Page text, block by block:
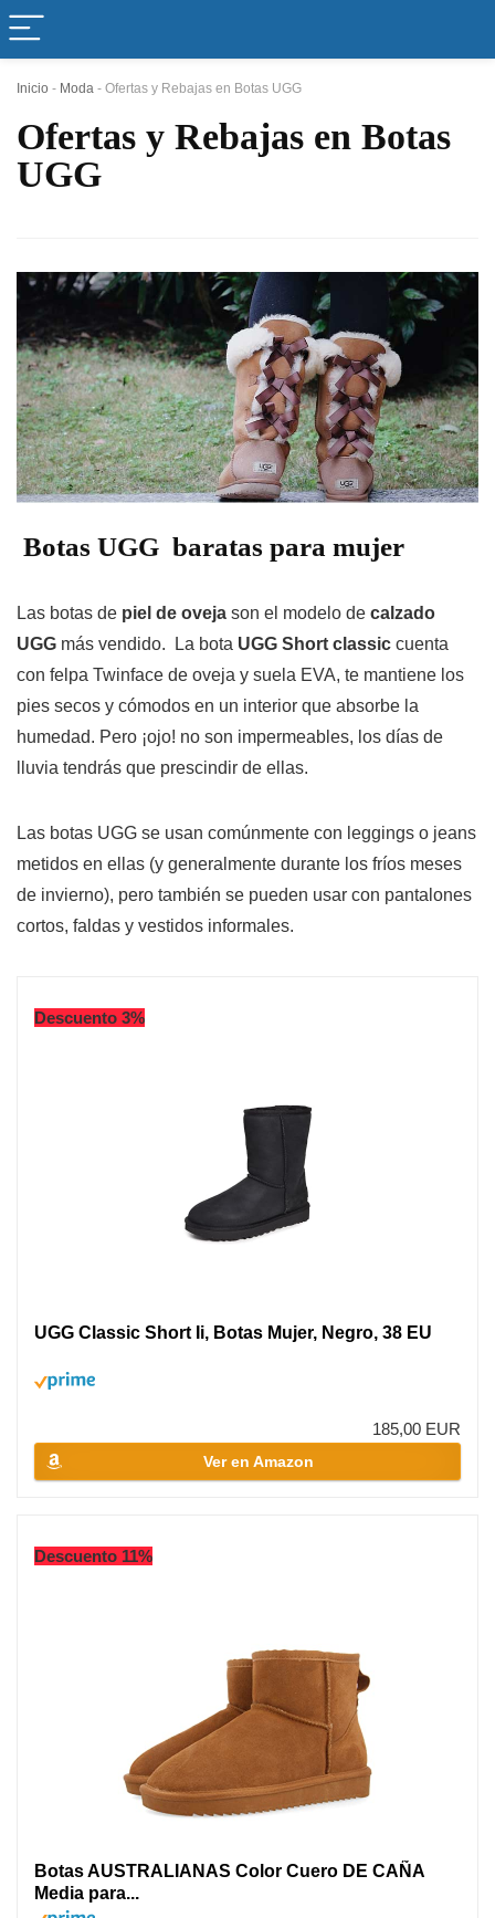
Inicio - Moda - Ofertas y Rebajas en Botas UGG
Ofertas y Rebajas en Botas
UGG
Botas UGG baratas para mujer
Las botas de piel de oveja son el modelo de calzado
UGG más vendido. La bota UGG Short classic cuenta
con felpa Twinface de oveja y suela EVA, te mantiene los
pies secos y cómodos en un interior que absorbe la
humedad. Pero ¡ojo! no son impermeables, los días de
lluvia tendrás que prescindir de ellas.
Las botas UGG se usan comúnmente con leggings o jeans
metidos en ellas (y generalmente durante los fríos meses
de invierno), pero también se pueden usar con pantalones
cortos, faldas y vestidos informales.
Descuento 3%
UGG Classic Short Ii, Botas Mujer, Negro, 38 EU
185,00 EUR
Ver en Amazon
Descuento 11%
Botas AUSTRALIANAS Color Cuero DE CAÑA
Media para...